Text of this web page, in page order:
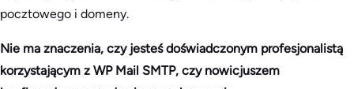
pocztowego i domeny.
Nie ma znaczenia, czy jesteś doświadczonym profesjonalistą
korzystającym z WP Mail SMTP, czy nowicjuszem